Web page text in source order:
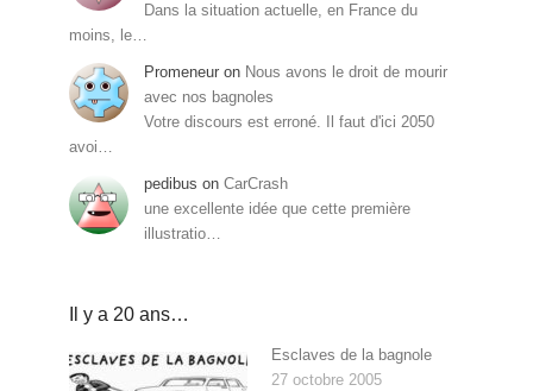
Dans la situation actuelle, en France du
moins, le…
Promeneur on Nous avons le droit de mourir
avec nos bagnoles
Votre discours est erroné. Il faut d'ici 2050
avoi…
pedibus on CarCrash
une excellente idée que cette première
illustratio…
Il y a 20 ans…
Esclaves de la bagnole
27 octobre 2005